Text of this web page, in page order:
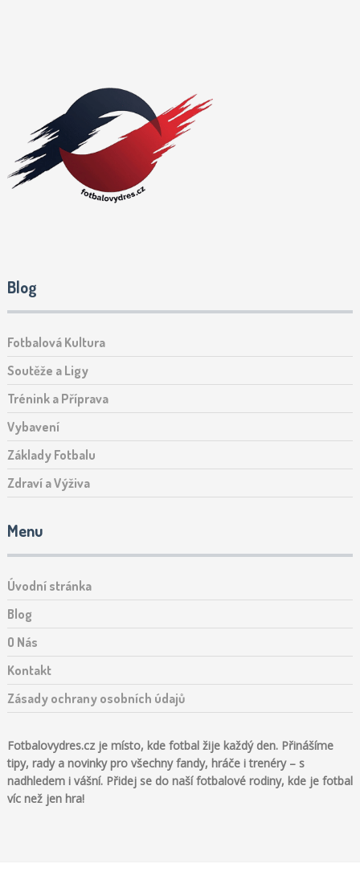
Blog
Fotbalová Kultura
Soutěže a Ligy
Trénink a Příprava
Vybavení
Základy Fotbalu
Zdraví a Výživa
Menu
Úvodní stránka
Blog
O Nás
Kontakt
Zásady ochrany osobních údajů
Fotbalovydres.cz je místo, kde fotbal žije každý den. Přinášíme
tipy, rady a novinky pro všechny fandy, hráče i trenéry – s
nadhledem i vášní. Přidej se do naší fotbalové rodiny, kde je fotbal
víc než jen hra!